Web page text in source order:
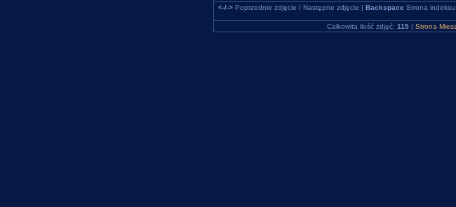
<-/->Poprzednie zdjęcie / Następne zdjęcie | Backspace Strona indeksu
Całkowita ilość zdjęć: 115| Strona